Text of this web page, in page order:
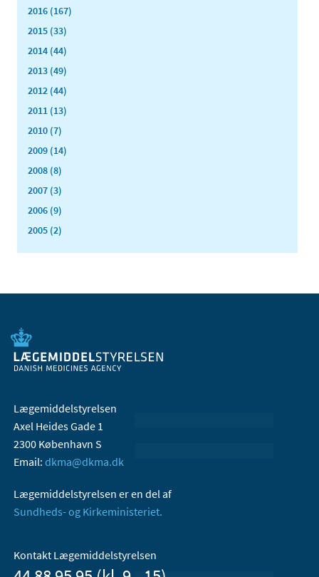
2016 (167)
2015 (33)
2014 (44)
2013 (49)
2012 (44)
2011 (13)
2010 (7)
2009 (14)
2008 (8)
2007 (3)
2006 (9)
2005 (2)
Lægemiddelstyrelsen
Axel Heides Gade 1
2300 København S
Email: dkma@dkma.dk
Lægemiddelstyrelsen er en del af
Sundheds- og Kirkeministeriet.
Kontakt Lægemiddelstyrelsen